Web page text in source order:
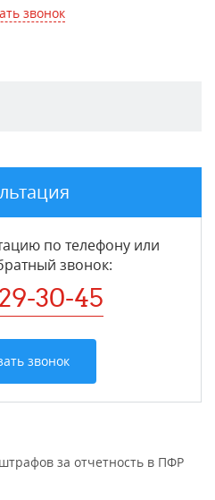
звонок
по телефону или
звонок:
30-45
звонок
за отчетность в ПФР